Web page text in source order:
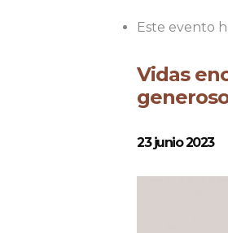
Este evento
Vidas
23 junio 2023